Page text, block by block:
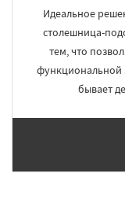
Идеальное
столешница-
тем, что
функциональной
бывает